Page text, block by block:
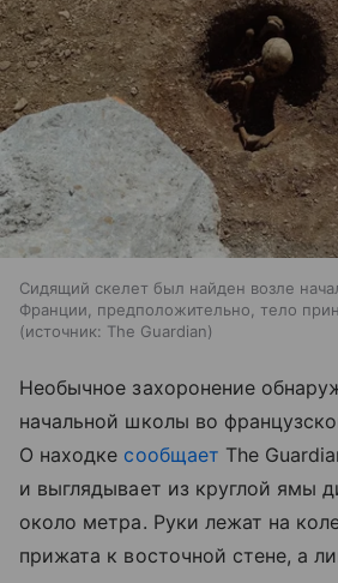
Сидящий скелет был найден возле
Франции, предположительно, тело
источник: The Guardian
Необычное захоронение
начальной школы во
О находке сообщает The
и выглядывает из круглой ямы
около метра. Руки лежат на
прижата к восточной стене, а